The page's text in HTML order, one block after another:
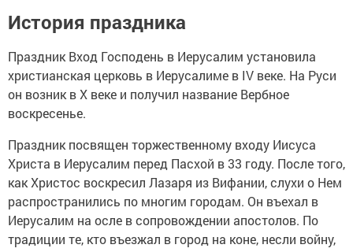
История праздника
Праздник Вход Господень в Иерусалим установила
христианская церковь в Иерусалиме в IV веке. На Руси
он возник в X веке и получил название Вербное
воскресенье.
Праздник посвящен торжественному входу Иисуса
Христа в Иерусалим перед Пасхой в 33 году. После того,
как Христос воскресил Лазаря из Вифании, слухи о Нем
распространились по многим городам. Он въехал в
Иерусалим на осле в сопровождении апостолов. По
традиции те, кто въезжал в город на коне, несли войну,